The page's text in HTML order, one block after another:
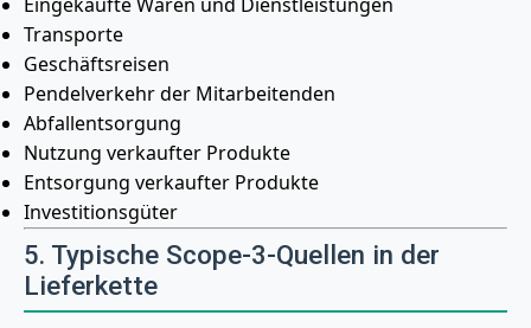
Transporte
Geschäftsreisen
Pendelverkehr der Mitarbeitenden
Abfallentsorgung
Nutzung verkaufter Produkte
Entsorgung verkaufter Produkte
Investitionsgüter
5. Typische Scope-3-Quellen in der
Lieferkette